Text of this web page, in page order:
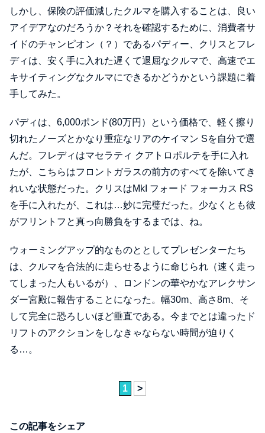
しかし、保険の評価減したクルマを購入することは、良い
アイデアなのだろうか？それを確認するために、消費者サ
イドのチャンピオン（？）であるパディー、クリスとフレ
ディは、安く手に入れた遅くて退屈なクルマで、高速でエ
キサイティングなクルマにできるかどうかという課題に着
手してみた。
パディは、6,000ポンド(80万円）という価格で、軽く擦り
切れたノーズとかなり重症なリアのケイマン Sを自分で選
んだ。フレディはマセラティ クアトロポルテを手に入れ
たが、こちらはフロントガラスの前方のすべてを除いてき
れいな状態だった。クリスはMkI フォード フォーカス RS
を手に入れたが、これは…妙に完璧だった。少なくとも彼
がフリントフと真っ向勝負をするまでは、ね。
ウォーミングアップ的なものととしてプレゼンターたち
は、クルマを合法的に走らせるように命じられ（速く走っ
てしまった人もいるが）、ロンドンの華やかなアレクサン
ダー宮殿に報告することになった。幅30m、高さ8m、そ
して完全に恐ろしいほど垂直である。今までとは違ったド
リフトのアクションをしなきゃならない時間が迫りく
る…。
1 >
この記事をシェア